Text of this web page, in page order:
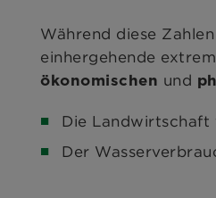
Während diese
einhergehende